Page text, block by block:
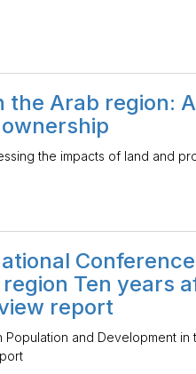
Arab region:
the impacts of land and
Ten years
report
and Development in